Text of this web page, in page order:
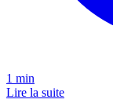
1 min
Lire la suite